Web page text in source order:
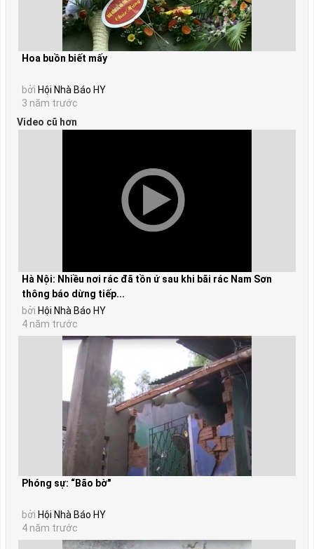
Hoa buồn biết mấy
bởi Hội Nhà Báo HY
3 năm trước
Video cũ hơn
Hà Nội: Nhiều nơi rác đã tồn ứ sau khi bãi rác Nam Sơn
thông báo dừng tiếp...
bởi Hội Nhà Báo HY
4 năm trước
Phóng sự: “Bão bờ"
bởi Hội Nhà Báo HY
4 năm trước